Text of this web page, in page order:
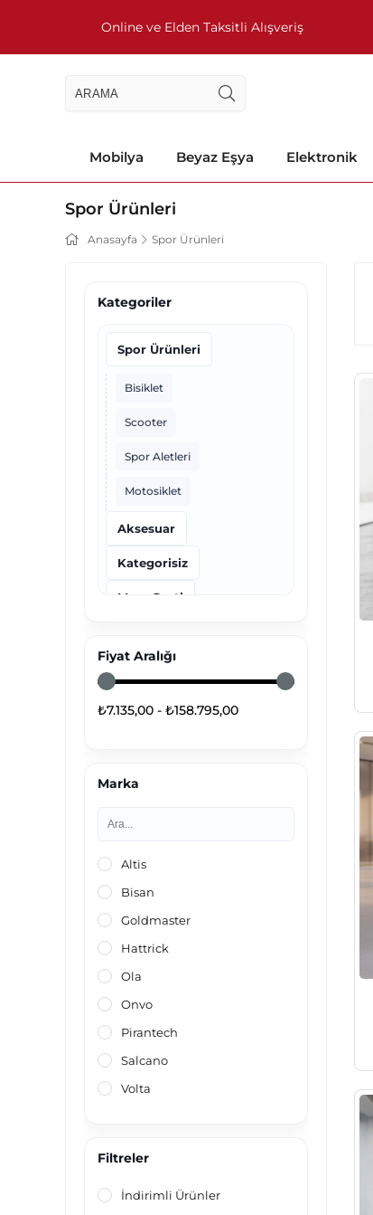
Online ve Elden Taksitli Alışveriş
Mobilya Beyaz Eşya Elektronik
Spor Ürünleri
Anasayfa Spor Ürünleri
Kategoriler
Spor Ürünleri
Bisiklet
Scooter
Spor Aletleri
Motosiklet
Aksesuar
Kategorisiz
Masa Saati
Çocuk Kol Saati
Beyaz Eşya
Züccaciye
Fiyat Aralığı
₺7.135,00 - ₺158.795,00
Marka
Altis
Bisan
Goldmaster
Hattrick
Ola
Onvo
Pirantech
Salcano
Volta
Filtreler
İndirimli Ürünler